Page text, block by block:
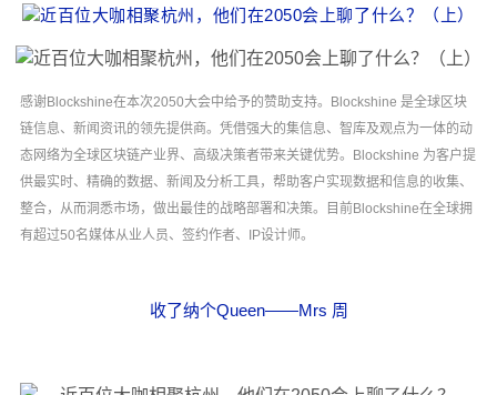
感谢Blockshine在本次2050大会中给予的赞助支持。Blockshine 是全球区块
链信息、新闻资讯的领先提供商。凭借强大的集信息、智库及观点为一体的动
态⽹络为全球区块链产业界、高级决策者带来关键优势。Blockshine 为客户提
供最实时、精确的数据、新闻及分析工具，帮助客户实现数据和信息的收集、
整合，从⽽洞悉市场，做出最佳的战略部署和决策。目前Blockshine在全球拥
有超过50名媒体从业人员、签约作者、IP设计师。
收了纳个Queen——Mrs 周